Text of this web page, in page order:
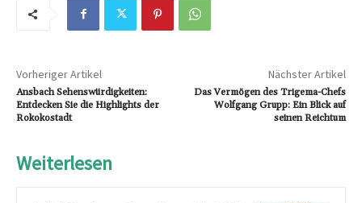
Vorheriger Artikel
Ansbach Sehenswürdigkeiten:
Entdecken Sie die Highlights der
Rokokostadt
Nächster Artikel
Das Vermögen des Trigema-Chefs
Wolfgang Grupp: Ein Blick auf
seinen Reichtum
Weiterlesen